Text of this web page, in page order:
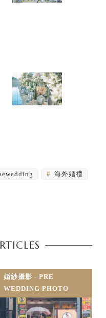
海外婚禮
婚紗攝影 - PRE
WEDDING PHOTO